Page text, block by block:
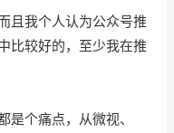
且我个人认为公众号推
比较好的，至少我在推
个痛点，从微视、